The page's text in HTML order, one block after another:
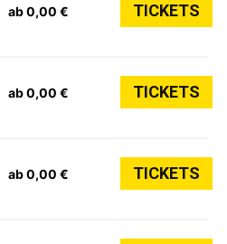
ab 0,00 € TICKETS
ab 0,00 € TICKETS
ab 0,00 € TICKETS